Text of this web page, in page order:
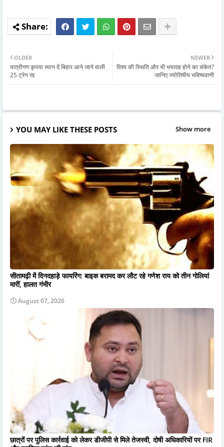
NEWER
विश्व की स्थिति और भी भयावह होने का संकेत?
जानिए ज्योतिषीय भविष्यवाणी
OLDER
यात्रीगण कृपया ध्यान दें बिहार आने जाने वाली
25 ट्रेन रद्द
YOU MAY LIKE THESE POSTS Show more
सीतामढ़ी में दिनदहाड़े फायरिंग: बाइक बरामद कर लौट रहे गणेश राय को तीन गोलियां
मारीं, हालत गंभीर
August 07, 2026
छात्रों पर पुलिस कार्रवाई को लेकर डीजीपी से मिले तेजस्वी, दोषी अधिकारियों पर FIR